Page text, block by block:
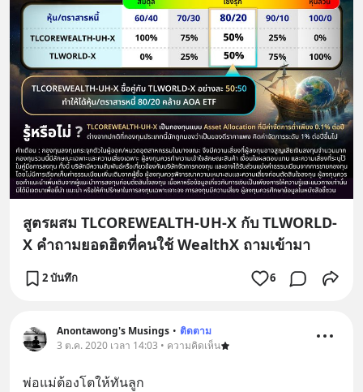
สูตรผสม TLCOREWEALTH-UH-X กับ TLWORLD-
X คำถามยอดฮิตที่คนใช้ WealthX ถามเข้ามา
2 บันทึก 6
Anontawong's Musings • ติดตาม
3 ต.ค. 2020 เวลา 14:03 • ความคิดเห็น
พ่อแม่ต้องโตให้ทันลูก